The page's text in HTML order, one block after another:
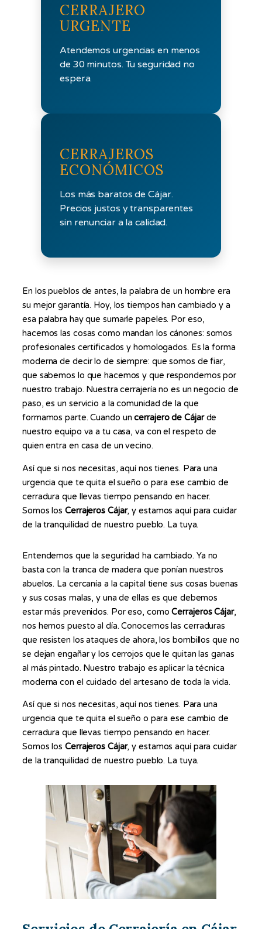
CERRAJERO
URGENTE
Atendemos urgencias en menos
de 30 minutos. Tu seguridad no
espera.
CERRAJEROS
ECONÓMICOS
Los más baratos de Cájar.
Precios justos y transparentes
sin renunciar a la calidad.
En los pueblos de antes, la palabra de un hombre era
su mejor garantía. Hoy, los tiempos han cambiado y a
esa palabra hay que sumarle papeles. Por eso,
hacemos las cosas como mandan los cánones: somos
profesionales certificados y homologados. Es la forma
moderna de decir lo de siempre: que somos de fiar,
que sabemos lo que hacemos y que respondemos por
nuestro trabajo. Nuestra cerrajería no es un negocio de
paso, es un servicio a la comunidad de la que
formamos parte. Cuando uncerrajero de Cájarde
nuestro equipo va a tu casa, va con el respeto de
quien entra en casa de un vecino.
Así que si nos necesitas, aquí nos tienes. Para una
urgencia que te quita el sueño o para ese cambio de
cerradura que llevas tiempo pensando en hacer.
Somos losCerrajeros Cájar, y estamos aquí para cuidar
de la tranquilidad de nuestro pueblo. La tuya.
Entendemos que la seguridad ha cambiado. Ya no
basta con la tranca de madera que ponían nuestros
abuelos. La cercanía a la capital tiene sus cosas buenas
y sus cosas malas, y una de ellas es que debemos
estar más prevenidos. Por eso, comoCerrajeros Cájar,
nos hemos puesto al día. Conocemos las cerraduras
que resisten los ataques de ahora, los bombillos que no
se dejan engañar y los cerrojos que le quitan las ganas
al más pintado. Nuestro trabajo es aplicar la técnica
moderna con el cuidado del artesano de toda la vida.
Así que si nos necesitas, aquí nos tienes. Para una
urgencia que te quita el sueño o para ese cambio de
cerradura que llevas tiempo pensando en hacer.
Somos losCerrajeros Cájar, y estamos aquí para cuidar
de la tranquilidad de nuestro pueblo. La tuya.